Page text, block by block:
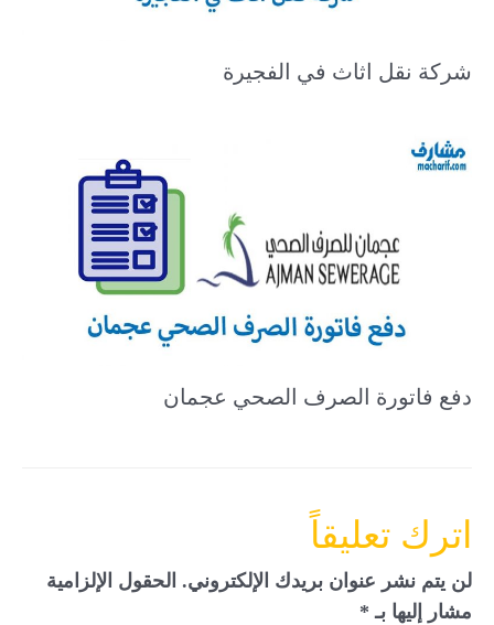
شركة نقل اثاث في الفجيرة
دفع فاتورة الصرف الصحي عجمان
اترك تعليقاً
لن يتم نشر عنوان بريدك الإلكتروني. الحقول الإلزامية
مشار إليها بـ *